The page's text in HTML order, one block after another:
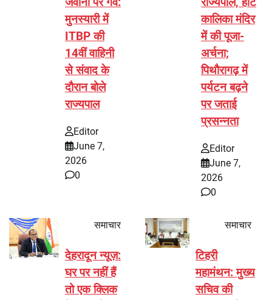
मुनस्यारी में
ITBP की
14वीं वाहिनी
से संवाद के
दौरान बोले
राज्यपाल
Editor
June 7,
2026
0
कालिका मंदिर
में की पूजा-
अर्चना;
पिथौरागढ़ में
पर्यटन बढ़ने
पर जताई
प्रसन्नता
Editor
June 7,
2026
0
समाचार
देहरादून न्यूज़:
घर पर नहीं हैं
तो एक क्लिक
समाचार
टिहरी
महामंथन: मुख्य
सचिव की